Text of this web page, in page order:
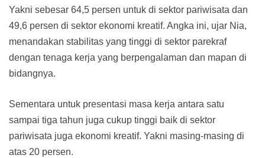
Yakni sebesar 64,5 persen untuk di sektor pariwisata dan
49,6 persen di sektor ekonomi kreatif. Angka ini, ujar Nia,
menandakan stabilitas yang tinggi di sektor parekraf
dengan tenaga kerja yang berpengalaman dan mapan di
bidangnya.
Sementara untuk presentasi masa kerja antara satu
sampai tiga tahun juga cukup tinggi baik di sektor
pariwisata juga ekonomi kreatif. Yakni masing-masing di
atas 20 persen.